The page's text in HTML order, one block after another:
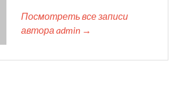
Посмотреть все записи
автора admin →